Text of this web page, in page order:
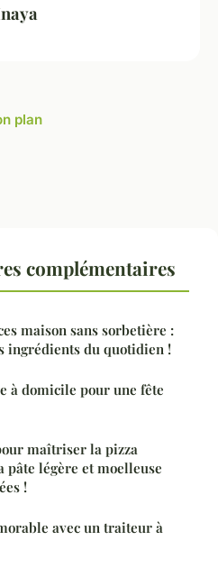
plan
complémentaires
maison sans sorbetière :
ingrédients du quotidien !
à domicile pour une fête
maîtriser la pizza
légère et moelleuse
!
avec un traiteur à